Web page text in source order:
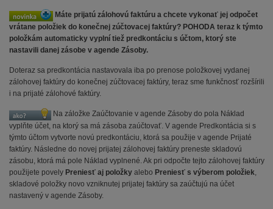
Máte prijatú zálohovú faktúru a chcete vykonať jej odpočet
vrátane položiek do konečnej zúčtovacej faktúry? POHODA teraz k týmto
položkám automaticky vyplní tiež predkontáciu s účtom, ktorý ste
nastavili danej zásobe v agende Zásoby.
Doteraz sa predkontácia nastavovala iba po prenose položkovej vydanej
zálohovej faktúry do konečnej zúčtovacej faktúry, teraz sme funkčnosť rozšírili
i na prijaté zálohové faktúry.
Na záložke Zaúčtovanie v agende Zásoby do pola Náklad
vyplňte účet, na ktorý sa má zásoba zaúčtovať. V agende Predkontácia si s
týmto účtom vytvorte novú predkontáciu, ktorá sa použije v agende Prijaté
faktúry. Následne do novej prijatej zálohovej faktúry preneste skladovú
zásobu, ktorá má pole Náklad vyplnené. Ak pri odpočte tejto zálohovej faktúry
použijete povely Preniesť aj položky alebo Preniesť s výberom položiek,
skladové položky novo vzniknutej prijatej faktúry sa zaúčtujú na účet
nastavený v agende Zásoby.